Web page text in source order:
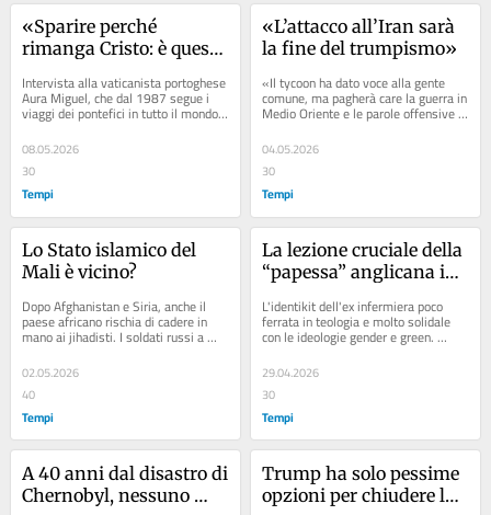
«Sparire perché
rimanga Cristo: è questo
XIV»
Intervista alla vaticanista portoghese
Aura Miguel, che dal 1987 segue i
viaggi dei pontefici in tutto il mondo:
«Gentile e mai ambiguo, papa
Prevost...
08.05.2026
30
Tempi
«L’attacco all’Iran sarà
la fine del trumpismo»
«Il tycoon ha dato voce alla gente
comune, ma pagherà care la guerra in
Medio Oriente e le parole offensive
contro il Papa». Intervista...
04.05.2026
30
Tempi
Lo Stato islamico del
Mali è vicino?
Dopo Afghanistan e Siria, anche il
paese africano rischia di cadere in
mano ai jihadisti. I soldati russi a
difesa del paese scappano
02.05.2026
40
Tempi
La lezione cruciale della
“papessa” anglicana in
L'identikit dell'ex infermiera poco
ferrata in teologia e molto solidale
con le ideologie gender e green.
Rassegna ragionata dal web
29.04.2026
30
Tempi
A 40 anni dal disastro di
Chernobyl, nessuno
Trump ha solo pessime
opzioni per chiudere la